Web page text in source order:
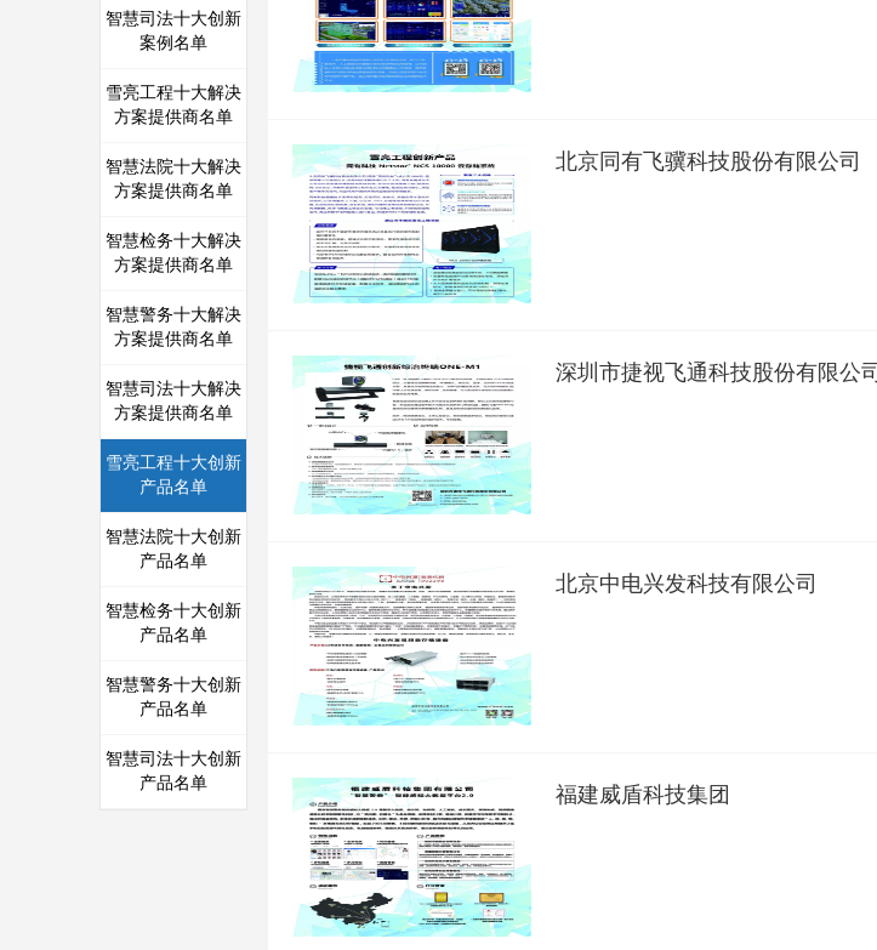
智慧司法十大创新
案例名单
雪亮工程十大解决
方案提供商名单
智慧法院十大解决
方案提供商名单
智慧检务十大解决
方案提供商名单
智慧警务十大解决
方案提供商名单
智慧司法十大解决
方案提供商名单
雪亮工程十大创新
产品名单
智慧法院十大创新
产品名单
智慧检务十大创新
产品名单
智慧警务十大创新
产品名单
智慧司法十大创新
产品名单
北京同有飞骥科技股份有限公司
深圳市捷视飞通科技股份有限公司
北京中电兴发科技有限公司
福建威盾科技集团